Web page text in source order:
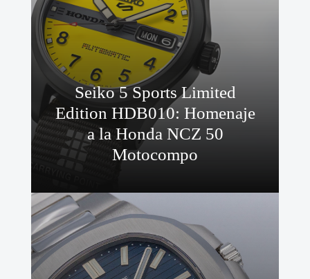
Seiko 5 Sports Limited
Edition HDB010: Homenaje
a la Honda NCZ 50
Motocompo